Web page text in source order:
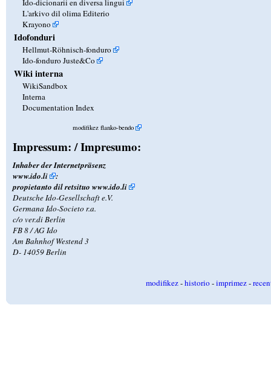
Ido-dicionarii en diversa lingui
L'arkivo dil olima Editerio
Krayono
Idofonduri
Hellmut-Röhnisch-fonduro
Ido-fonduro Juste&Co
Wiki interna
WikiSandbox
Interna
Documentation Index
modifikez flanko-bendo
Impressum: / Impresumo:
Inhaber der Internetpräsenz
www.ido.li
:
propietanto dil retsituo www.ido.li
Deutsche Ido-Gesellschaft e.V.
Germana Ido-Societo r.a.
c/o ver.di Berlin
FB 8 / AG Ido
Am Bahnhof Westend 3
D- 14059 Berlin
modifikez-historio-imprimez-